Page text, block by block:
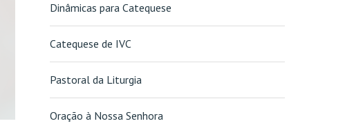
Dinâmicas para Catequese
Catequese de IVC
Pastoral da Liturgia
Oração à Nossa Senhora